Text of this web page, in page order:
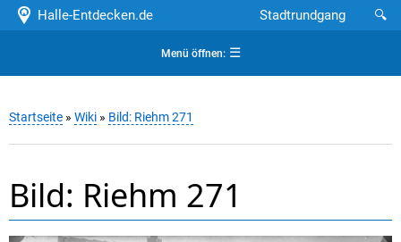
Halle-Entdecken.de 🔍
Stadtrundgang
Menü öffnen:☰
Startseite » Wiki » Bild: Riehm 271
Bild: Riehm 271